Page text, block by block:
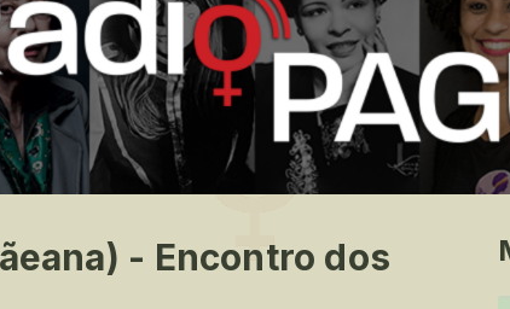
- Encontro dos